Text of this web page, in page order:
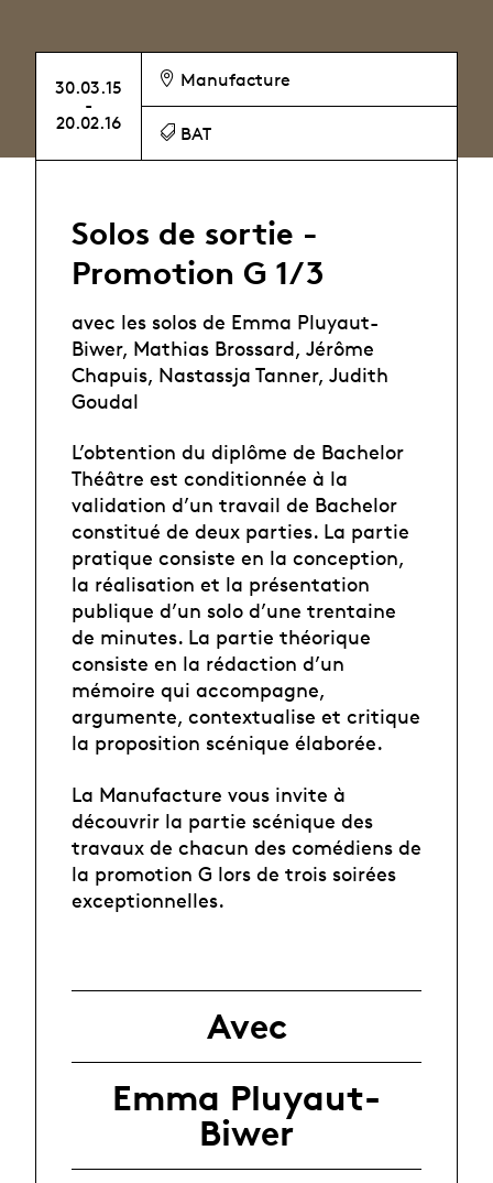
30.03.15
-
20.02.16
Manufacture
BAT
Solos de sortie -
Promotion G 1/3
avec les solos de Emma Pluyaut-
Biwer, Mathias Brossard, Jérôme
Chapuis, Nastassja Tanner, Judith
Goudal
L’obtention du diplôme de Bachelor
Théâtre est conditionnée à la
validation d’un travail de Bachelor
constitué de deux parties. La partie
pratique consiste en la conception,
la réalisation et la présentation
publique d’un solo d’une trentaine
de minutes. La partie théorique
consiste en la rédaction d’un
mémoire qui accompagne,
argumente, contextualise et critique
la proposition scénique élaborée.
La Manufacture vous invite à
découvrir la partie scénique des
travaux de chacun des comédiens de
la promotion G lors de trois soirées
exceptionnelles.
Avec
Emma Pluyaut-
Biwer